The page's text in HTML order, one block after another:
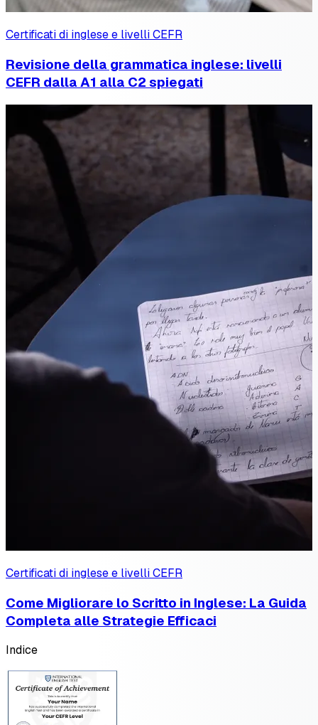
Certificati di inglese e livelli CEFR
Revisione della grammatica inglese: livelli
CEFR dalla A1 alla C2 spiegati
Certificati di inglese e livelli CEFR
Come Migliorare lo Scritto in Inglese: La Guida
Completa alle Strategie Efficaci
Indice